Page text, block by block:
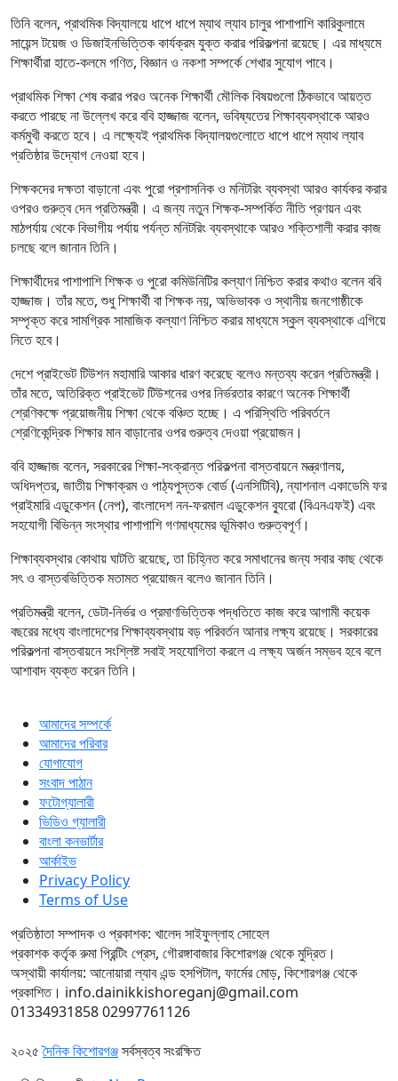
তিনি বলেন, প্রাথমিক বিদ্যালয়ে ধাপে ধাপে ম্যাথ ল্যাব চালুর পাশাপাশি কারিকুলামে
সায়েন্স টয়েজ ও ডিজাইনভিত্তিক কার্যক্রম যুক্ত করার পরিকল্পনা রয়েছে। এর মাধ্যমে
শিক্ষার্থীরা হাতে-কলমে গণিত, বিজ্ঞান ও নকশা সম্পর্কে শেখার সুযোগ পাবে।
প্রাথমিক শিক্ষা শেষ করার পরও অনেক শিক্ষার্থী মৌলিক বিষয়গুলো ঠিকভাবে আয়ত্ত
করতে পারছে না উল্লেখ করে ববি হাজ্জাজ বলেন, ভবিষ্যতের শিক্ষাব্যবস্থাকে আরও
কর্মমুখী করতে হবে। এ লক্ষ্যেই প্রাথমিক বিদ্যালয়গুলোতে ধাপে ধাপে ম্যাথ ল্যাব
প্রতিষ্ঠার উদ্যোগ নেওয়া হবে।
শিক্ষকদের দক্ষতা বাড়ানো এবং পুরো প্রশাসনিক ও মনিটরিং ব্যবস্থা আরও কার্যকর করার
ওপরও গুরুত্ব দেন প্রতিমন্ত্রী। এ জন্য নতুন শিক্ষক-সম্পর্কিত নীতি প্রণয়ন এবং
মাঠপর্যায় থেকে বিভাগীয় পর্যায় পর্যন্ত মনিটরিং ব্যবস্থাকে আরও শক্তিশালী করার কাজ
চলছে বলে জানান তিনি।
শিক্ষার্থীদের পাশাপাশি শিক্ষক ও পুরো কমিউনিটির কল্যাণ নিশ্চিত করার কথাও বলেন ববি
হাজ্জাজ। তাঁর মতে, শুধু শিক্ষার্থী বা শিক্ষক নয়, অভিভাবক ও স্থানীয় জনগোষ্ঠীকে
সম্পৃক্ত করে সামগ্রিক সামাজিক কল্যাণ নিশ্চিত করার মাধ্যমে স্কুল ব্যবস্থাকে এগিয়ে
নিতে হবে।
দেশে প্রাইভেট টিউশন মহামারি আকার ধারণ করেছে বলেও মন্তব্য করেন প্রতিমন্ত্রী।
তাঁর মতে, অতিরিক্ত প্রাইভেট টিউশনের ওপর নির্ভরতার কারণে অনেক শিক্ষার্থী
শ্রেণিকক্ষে প্রয়োজনীয় শিক্ষা থেকে বঞ্চিত হচ্ছে। এ পরিস্থিতি পরিবর্তনে
শ্রেণিকেন্দ্রিক শিক্ষার মান বাড়ানোর ওপর গুরুত্ব দেওয়া প্রয়োজন।
ববি হাজ্জাজ বলেন, সরকারের শিক্ষা-সংক্রান্ত পরিকল্পনা বাস্তবায়নে মন্ত্রণালয়,
অধিদপ্তর, জাতীয় শিক্ষাক্রম ও পাঠ্যপুস্তক বোর্ড (এনসিটিবি), ন্যাশনাল একাডেমি ফর
প্রাইমারি এডুকেশন (নেপ), বাংলাদেশ নন-ফরমাল এডুকেশন ব্যুরো (বিএনএফই) এবং
সহযোগী বিভিন্ন সংস্থার পাশাপাশি গণমাধ্যমের ভূমিকাও গুরুত্বপূর্ণ।
শিক্ষাব্যবস্থার কোথায় ঘাটতি রয়েছে, তা চিহ্নিত করে সমাধানের জন্য সবার কাছ থেকে
সৎ ও বাস্তবভিত্তিক মতামত প্রয়োজন বলেও জানান তিনি।
প্রতিমন্ত্রী বলেন, ডেটা-নির্ভর ও প্রমাণভিত্তিক পদ্ধতিতে কাজ করে আগামী কয়েক
বছরের মধ্যে বাংলাদেশের শিক্ষাব্যবস্থায় বড় পরিবর্তন আনার লক্ষ্য রয়েছে। সরকারের
পরিকল্পনা বাস্তবায়নে সংশ্লিষ্ট সবাই সহযোগিতা করলে এ লক্ষ্য অর্জন সম্ভব হবে বলে
আশাবাদ ব্যক্ত করেন তিনি।
আমাদের সম্পর্কে
আমাদের পরিবার
যোগাযোগ
সংবাদ পাঠান
ফটোগ্যালারী
ভিডিও গ্যালারী
বাংলা কনভার্টার
আর্কাইভ
Privacy Policy
Terms of Use
প্রতিষ্ঠাতা সম্পাদক ও প্রকাশক: খালেদ সাইফুল্লাহ সোহেল
প্রকাশক কর্তৃক রুমা প্রিন্টিং প্রেস, গৌরঙ্গাবাজার কিশোরগঞ্জ থেকে মুদ্রিত।
অস্থায়ী কার্যালয়: আনোয়ারা ল্যাব এন্ড হসপিটাল, ফার্মের মোড়, কিশোরগঞ্জ থেকে
প্রকাশিত। info.dainikkishoreganj@gmail.com
0133493185802997761126
২০২৫দৈনিক কিশোরগঞ্জসর্বস্বত্ব সংরক্ষিত